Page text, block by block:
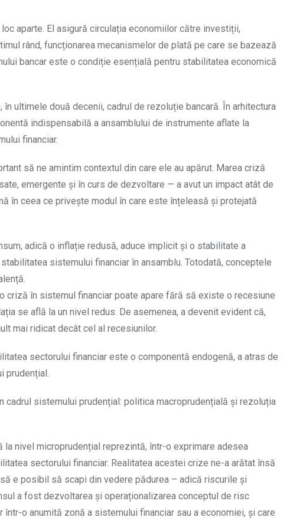
aparte. El asigură circulația economiilor către investiții,
rând, funcționarea mecanismelor de plată pe care se bazează
bancar este o condiție esențială pentru stabilitatea economică
ultimele două decenii, cadrul de rezoluție bancară. În arhitectura
indispensabilă a ansamblului de instrumente aflate la
financiar.
să ne amintim contextul din care ele au apărut. Marea criză
emergente și în curs de dezvoltare — a avut un impact atât de
în ceea ce privește modul în care este înțeleasă și protejată
adică o inflație redusă, aduce implicit și o stabilitate a
sistemului financiar în ansamblu. Totodată, conceptele
în sistemul financiar poate apare fără să existe o recesiune
se află la un nivel redus. De asemenea, a devenit evident că,
mai ridicat decât cel al recesiunilor.
sectorului financiar este o componentă endogenă, a atras de
prudențial.
cadrul sistemului prudențial: politica macroprudențială și rezoluția
nivel microprudențial reprezintă, într-o exprimare adesea
sectorului financiar. Realitatea acestei crize ne-a arătat însă
e posibil să scapi din vedere pădurea – adică riscurile și
a fost dezvoltarea și operaționalizarea conceptul de risc
o anumită zonă a sistemului financiar sau a economiei, și care